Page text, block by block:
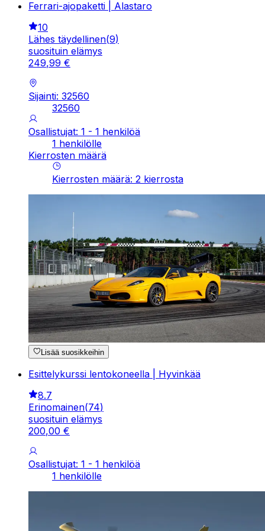
Ferrari-ajopaketti | Alastaro
10
Lähes täydellinen(9)
suosituin elämys
249,99 €
Sijainti: 32560
32560
Osallistujat: 1 - 1 henkilöä
1 henkilölle
Kierrosten määrä
Kierrosten määrä: 2 kierrosta
Lisää suosikkeihin
Esittelykurssi lentokoneella | Hyvinkää
8.7
Erinomainen(74)
suosituin elämys
200,00 €
Osallistujat: 1 - 1 henkilöä
1 henkilölle